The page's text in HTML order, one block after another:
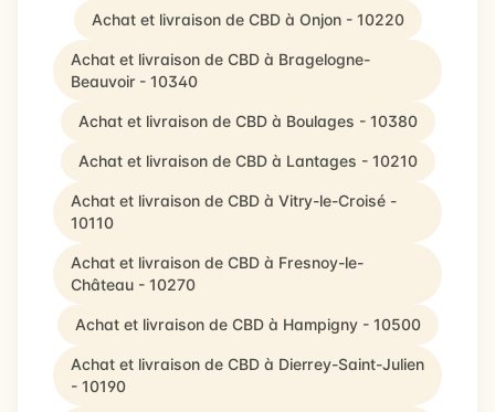
Achat et livraison de CBD à Onjon - 10220
Achat et livraison de CBD à Bragelogne-
Beauvoir - 10340
Achat et livraison de CBD à Boulages - 10380
Achat et livraison de CBD à Lantages - 10210
Achat et livraison de CBD à Vitry-le-Croisé -
10110
Achat et livraison de CBD à Fresnoy-le-
Château - 10270
Achat et livraison de CBD à Hampigny - 10500
Achat et livraison de CBD à Dierrey-Saint-Julien
- 10190